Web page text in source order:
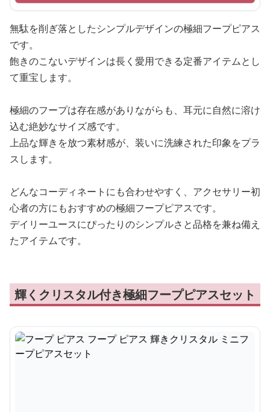
無駄を削ぎ落としたシンプルデザインの極細フープピアス
です。
飽きのこないデザインは長く愛用できる定番アイテムとし
て重宝します。
極細のフープは存在感がありながらも、耳元に自然に溶け
込む絶妙なサイズ感です。
上品な輝きを放つ素材感が、装いに洗練された印象をプラ
スします。
どんなコーディネートにも合わせやすく、アクセサリー初
心者の方にもおすすめの極細フープピアスです。
デイリーユースにぴったりのシンプルさと品格を兼ね備え
たアイテムです。
輝くクリスタル付き極細フープピアスセット